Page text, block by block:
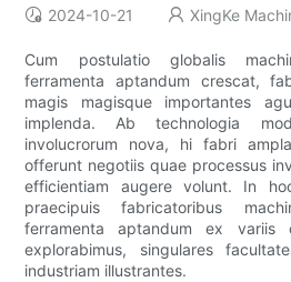
2024-10-21 XingKe
Cum postulatio globalis
ferramenta aptandum crescat,
magis magisque importantes
implenda. Ab technologia
involucrorum nova, hi fabri
offerunt negotiis quae processus
efficientiam augere volunt. In
praecipuis fabricatoribus
ferramenta aptandum ex variis
explorabimus, singulares
industriam illustrantes.